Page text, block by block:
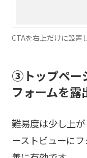
CTAを右上だけに設置
③トップペー
フォームを露
難易度は少し上
ーストビューに